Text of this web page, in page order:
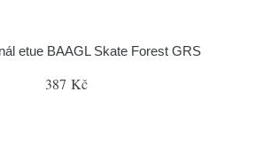
etue BAAGL Skate Forest GRS
387 Kč